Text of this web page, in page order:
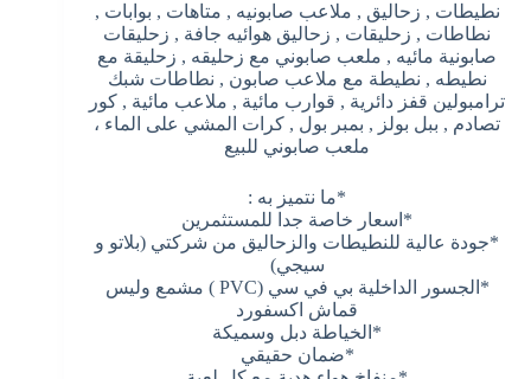
نطيطات , زحاليق , ملاعب صابونيه , متاهات , بوابات ,
نطاطات , زحليقات , زحاليق هوائيه جافة , زحليقات
صابونية مائيه , ملعب صابوني مع زحليقه , زحليقة مع
نطيطه , نطيطة مع ملاعب صابون , نطاطات شبك
ترامبولين قفز دائرية , قوارب مائية , ملاعب مائية , كور
تصادم , ببل بولز , بمبر بول , كرات المشي على الماء ،
ملعب صابوني للبيع
*ما نتميز به :
*اسعار خاصة جدا للمستثمرين
*جودة عالية للنطيطات والزحاليق من شركتي (بلاتو و
سيجي)
*الجسور الداخلية بي في سي (PVC ) مشمع وليس
قماش اكسفورد
*الخياطة دبل وسميكة
*ضمان حقيقي